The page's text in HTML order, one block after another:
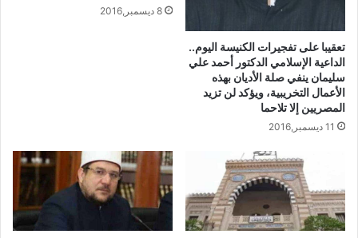
تعقيبا على تفجيرات الكنيسة اليوم..
الداعية الإسلامي الدكتور أحمد علي
سليمان ينفي صلة الأديان بهذه
الأعمال التخريبية، ويؤكد لن تزيد
المصريين إلا تلاحما
11 ديسمبر,2016
8 ديسمبر,2016